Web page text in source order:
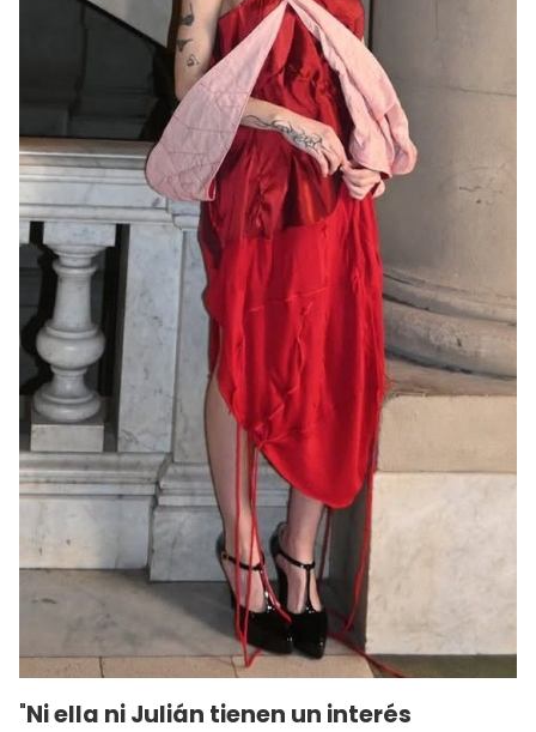
"Ni ella ni Julián tienen un interés